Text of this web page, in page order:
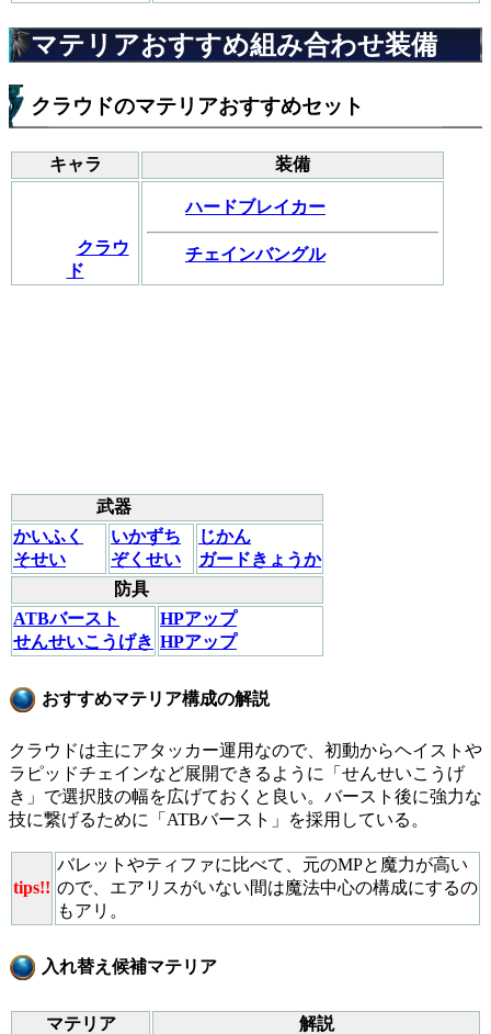
マテリアおすすめ組み合わせ装備
クラウドのマテリアおすすめセット
キャラ 装備
クラウ
ド
ハードブレイカー
チェインバングル
武器
かいふく
そせい
いかずち
ぞくせい
じかん
ガードきょうか
防具
ATBバースト
せんせいこうげき
HPアップ
HPアップ
おすすめマテリア構成の解説
クラウドは主にアタッカー運用なので、初動からヘイストや
ラピッドチェインなど展開できるように「せんせいこうげ
き」で選択肢の幅を広げておくと良い。バースト後に強力な
技に繋げるために「ATBバースト」を採用している。
tips!!
バレットやティファに比べて、元のMPと魔力が高い
ので、エアリスがいない間は魔法中心の構成にするの
もアリ。
入れ替え候補マテリア
マテリア 解説